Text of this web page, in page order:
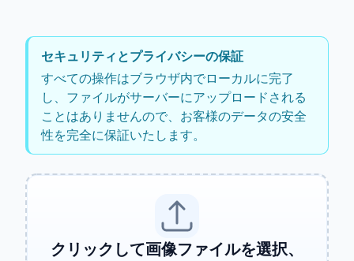
セキュリティとプライバシーの保証
すべての操作はブラウザ内でローカルに完了
し、ファイルがサーバーにアップロードされる
ことはありませんので、お客様のデータの安全
性を完全に保証いたします。
クリックして画像ファイルを選択、